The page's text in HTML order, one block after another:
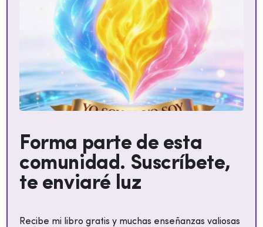
Forma parte de esta
comunidad. Suscríbete,
te enviaré luz
Recibe mi libro gratis y muchas enseñanzas valiosas